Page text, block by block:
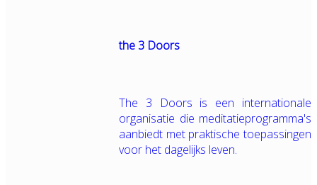
the 3 Doors
The 3 Doors is een internationale
organisatie die meditatieprogramma's
aanbiedt met praktische toepassingen
voor het dagelijks leven.